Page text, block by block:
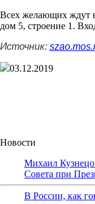
Всех желающих ждут
дом 5, строение 1.
Источник:
03.12.2019
Новости
Михаил
Совета при
В России, как